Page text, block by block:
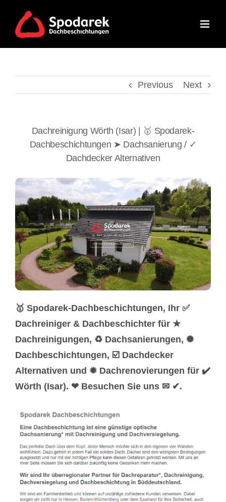
content
Previous Next
Dachreinigung Wörth (Isar) | 🥇 Spodarek-
Dachbeschichtungen ➤ Dachsanierung / ✓
Dachdecker Alternativen
🥇 Spodarek-Dachbeschichtungen, Ihr ✅
Dachreiniger & Dachbeschichter für ★
Dachreinigungen, ♻ Dachsanierungen, ✺
Dachbeschichtungen, ☑️ Dachdecker
Alternativen und ✹ Dachrenovierungen für ✔️
Wörth (Isar). ❤ Besuchen Sie uns ✉ ✔.